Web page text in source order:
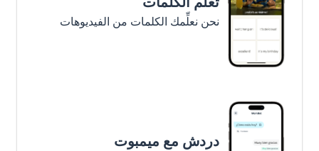
نحن نعلِّمك الكلمات من الفيديوهات
دردش مع ميمبوت